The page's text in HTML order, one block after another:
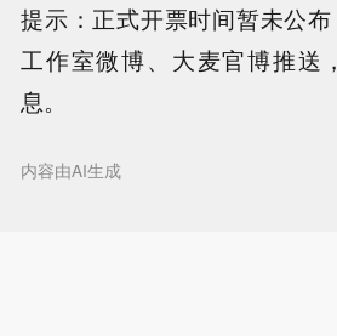
提示：正式开票时间暂未公
工作室微博、大麦官博推送
息。
内容由AI生成